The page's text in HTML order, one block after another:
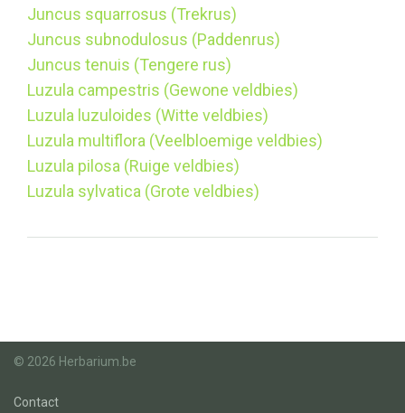
Juncus squarrosus (Trekrus)
Juncus subnodulosus (Paddenrus)
Juncus tenuis (Tengere rus)
Luzula campestris (Gewone veldbies)
Luzula luzuloides (Witte veldbies)
Luzula multiflora (Veelbloemige veldbies)
Luzula pilosa (Ruige veldbies)
Luzula sylvatica (Grote veldbies)
© 2026 Herbarium.be
Contact